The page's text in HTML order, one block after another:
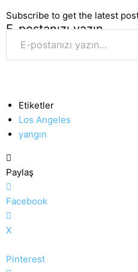
Subscribe to get the latest
E-postanızı yazın…
Etiketler
Los Angeles
yangın
Paylaş
Facebook
X
Pinterest